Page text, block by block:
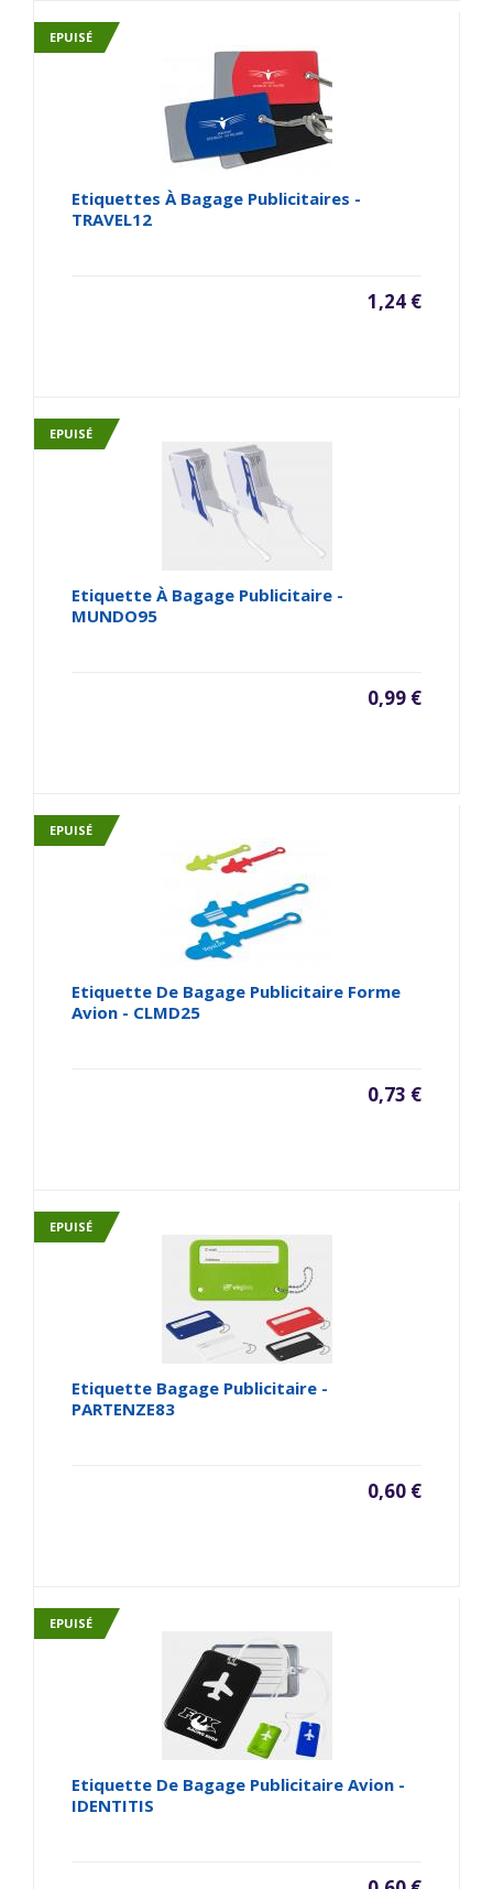
EPUISÉ
Etiquettes À Bagage Publicitaires -
TRAVEL12
1,24 €
EPUISÉ
Etiquette À Bagage Publicitaire -
MUNDO95
0,99 €
EPUISÉ
Etiquette De Bagage Publicitaire Forme
Avion - CLMD25
0,73 €
EPUISÉ
Etiquette Bagage Publicitaire -
PARTENZE83
0,60 €
EPUISÉ
Etiquette De Bagage Publicitaire Avion -
IDENTITIS